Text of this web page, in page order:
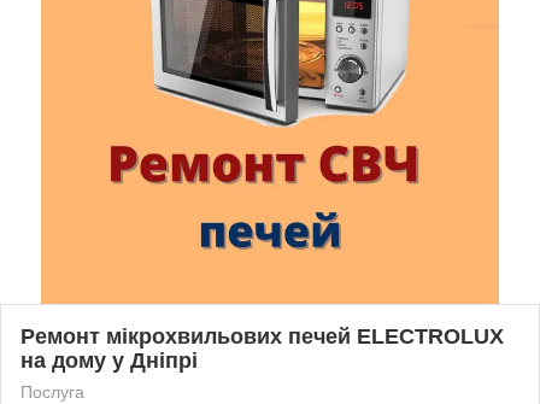
Ремонт мікрохвильових печей ELECTROLUX
на дому у Дніпрі
Послуга